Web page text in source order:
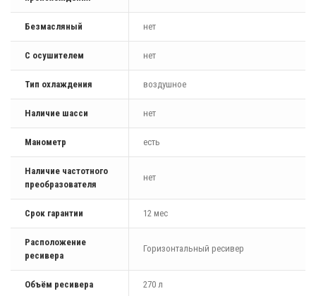
Безмасляный нет
С осушителем нет
Тип охлаждения воздушное
Наличие шасси нет
Манометр есть
Наличие частотного
преобразователя
нет
Срок гарантии 12 мес
Расположение
ресивера
Горизонтальный ресивер
Объём ресивера 270 л